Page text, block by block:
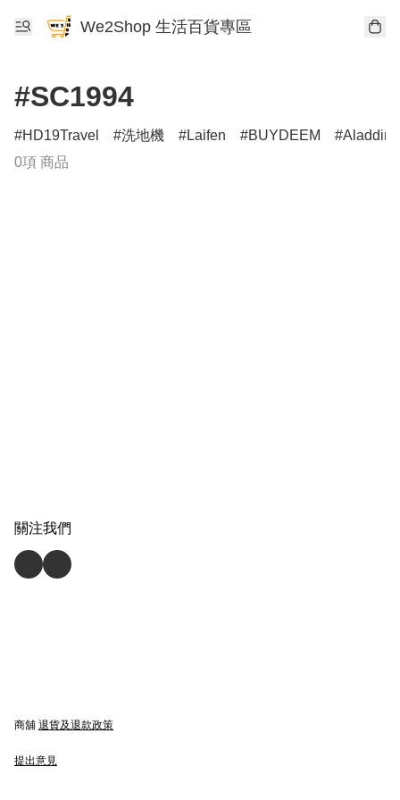
We2Shop 生活百貨專區
#SC1994
HD19Travel 洗地機 Laifen BUYDEEM
Aladdin
0項 商品
關注我們
商舖 退貨及退款政策
提出意見